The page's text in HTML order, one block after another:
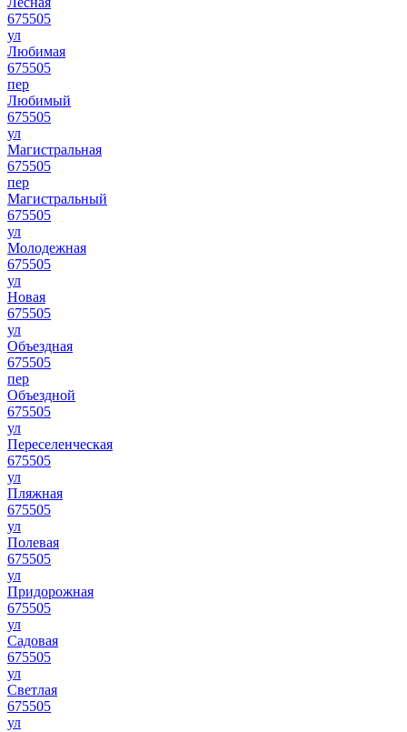
675505
ул
Любимая
675505
пер
Любимый
675505
ул
Магистральная
675505
пер
Магистральный
675505
ул
Молодежная
675505
ул
Новая
675505
ул
Объездная
675505
пер
Объездной
675505
ул
Переселенческая
675505
ул
Пляжная
675505
ул
Полевая
675505
ул
Придорожная
675505
ул
Садовая
675505
ул
Светлая
675505
ул